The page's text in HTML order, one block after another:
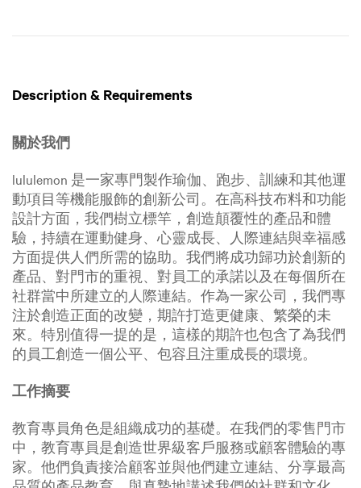
Description & Requirements
關於我們
lululemon 是一家專門製作瑜伽、跑步、訓練和其他運
動項目等機能服飾的創新公司。在高科技布料和功能
設計方面，我們樹立標竿，創造顛覆性的產品和體
驗，持續在運動健身、心靈成長、人際連結與幸福感
方面提供人們所需的協助。我們將成功歸功於創新的
產品、對門市的重視、對員工的承諾以及在每個所在
社群當中所建立的人際連結。作為一家公司，我們專
注於創造正面的改變，期許打造更健康、繁榮的未
來。特別值得一提的是，這樣的期許也包含了為我們
的員工創造一個公平、包容且注重成長的環境。
工作摘要
教育專員角色是組織成功的基礎。在我們的零售門市
中，教育專員是創造世界級客戶服務或顧客體驗的專
家。他們負責接洽顧客並與他們建立連結、分享最高